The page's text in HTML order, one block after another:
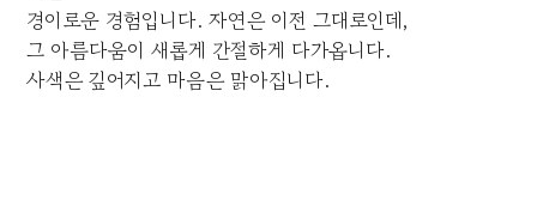
경이로운 경험입니다. 자연은 이전 그대로인데,
그 아름다움이 새롭게 간절하게 다가옵니다.
사색은 깊어지고 마음은 맑아집니다.